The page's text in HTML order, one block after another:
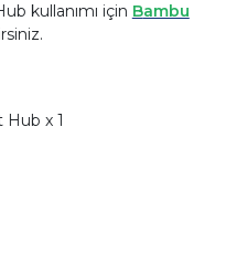
kullanımı için Bambu
x 1